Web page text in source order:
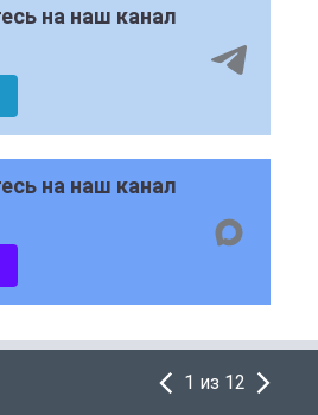
на наш канал
на наш канал
1 из 12